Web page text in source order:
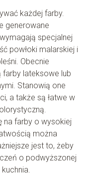
każdej farby.
generowane
specjalnej
powłoki malarskiej i
Obecnie
farby lateksowe lub
Stanowią one
a także są łatwe w
na farby o wysokiej
można
jest to, żeby
o podwyższonej